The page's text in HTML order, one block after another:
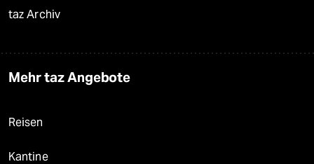
taz Archiv
Mehr taz Angebote
Reisen
Kantine